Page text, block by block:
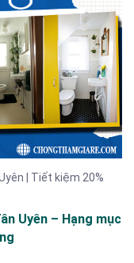
| Tiết kiệm 20%
Uyên – Hạng mục